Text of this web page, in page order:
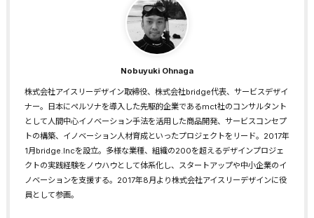
Nobuyuki Ohnaga
株式会社アイスリーデザイン取締役、株式会社bridge代表、サービスデザイ
ナー。日本にペルソナを導入した先駆的企業であるmct社のコンサルタント
として人間中心イノベーション手法を活用した商品開発、サービスコンセプ
トの構築、イノベーション人材育成といったプロジェクトをリード。2017年
1月bridge.Incを設立。多様な業種、組織の200を超えるデザインプロジェ
クトの実践経験をノウハウとして体系化し、スタートアップや中小企業のイ
ノベーションを支援する。2017年8月より株式会社アイスリーデザインに役
員として参画。